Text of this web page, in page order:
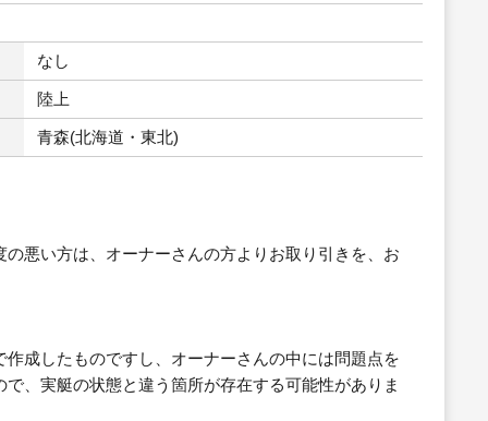
なし
陸上
青森(北海道・東北)
悪い方は、オーナーさんの方よりお取り引きを、お
成したものですし、オーナーさんの中には問題点を
、実艇の状態と違う箇所が存在する可能性がありま